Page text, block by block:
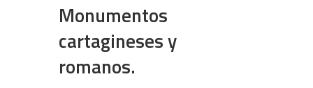
Monumentos
cartagineses y
romanos.